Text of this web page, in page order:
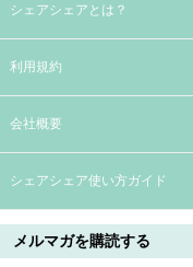
シェアシェアとは？
利用規約
会社概要
シェアシェア使い方ガイド
メルマガを購読する